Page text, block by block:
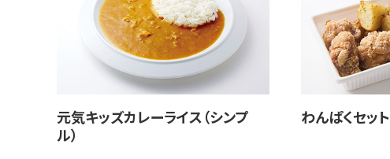
元気キッズカレーライス（シンプ
ル）
わんぱくセット